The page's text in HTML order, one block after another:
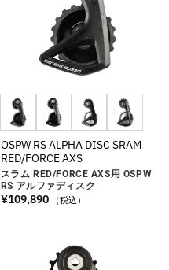
OSPW RS ALPHA DISC SRAM
RED/FORCE AXS
スラム RED/FORCE AXS用 OSPW
RS アルファディスク
¥109,890 （税込）